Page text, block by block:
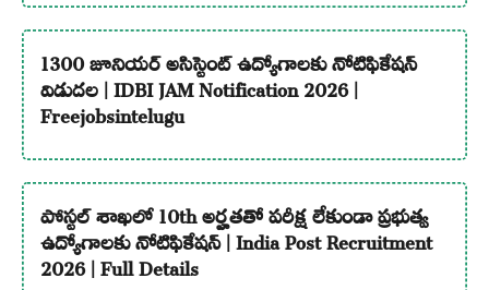
1300 జూనియర్ అసిస్టెంట్ ఉద్యోగాలకు నోటిఫికేషన్
విడుదల | IDBI JAM Notification 2026 |
Freejobsintelugu
పోస్టల్ శాఖలో 10th అర్హతతో పరీక్ష లేకుండా ప్రభుత్వ
ఉద్యోగాలకు నోటిఫికేషన్ | India Post Recruitment
2026 | Full Details